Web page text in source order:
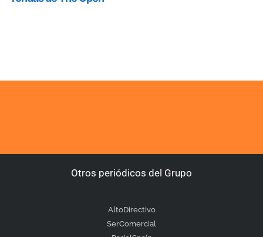
Otros periódicos del Grupo
AltoDirectivo
SerComercial